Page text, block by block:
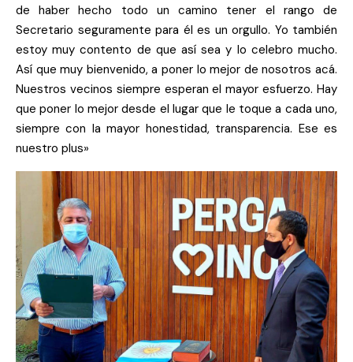
de haber hecho todo un camino tener el rango de
Secretario seguramente para él es un orgullo. Yo también
estoy muy contento de que así sea y lo celebro mucho.
Así que muy bienvenido, a poner lo mejor de nosotros acá.
Nuestros vecinos siempre esperan el mayor esfuerzo. Hay
que poner lo mejor desde el lugar que le toque a cada uno,
siempre con la mayor honestidad, transparencia. Ese es
nuestro plus»